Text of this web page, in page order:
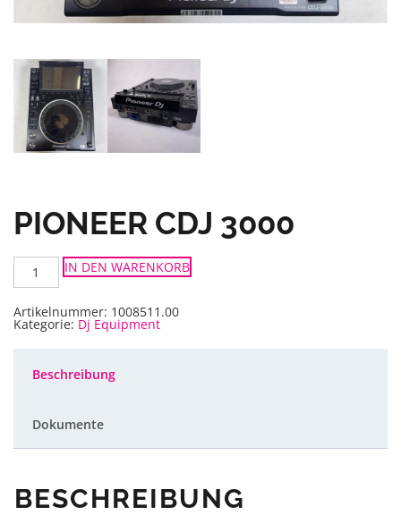
PIONEER CDJ 3000
Pioneer
3000
IN DEN WARENKORB
Artikelnummer: 1008511.00
Kategorie: Dj Equipment
Beschreibung
Dokumente
BESCHREIBUNG